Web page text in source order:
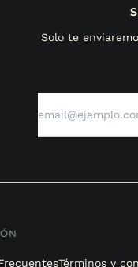
Solo te
Términos y